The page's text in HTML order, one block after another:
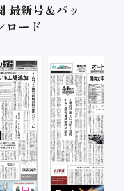
最新号＆バッ
ロード